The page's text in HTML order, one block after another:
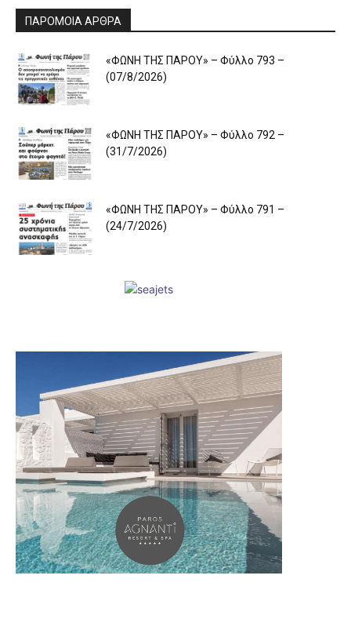
ΠΑΡΟΜΟΙΑ ΑΡΘΡΑ
«ΦΩΝΗ ΤΗΣ ΠΑΡΟΥ» – Φύλλο 793 –
(07/8/2026)
«ΦΩΝΗ ΤΗΣ ΠΑΡΟΥ» – Φύλλο 792 –
(31/7/2026)
«ΦΩΝΗ ΤΗΣ ΠΑΡΟΥ» – Φύλλο 791 –
(24/7/2026)